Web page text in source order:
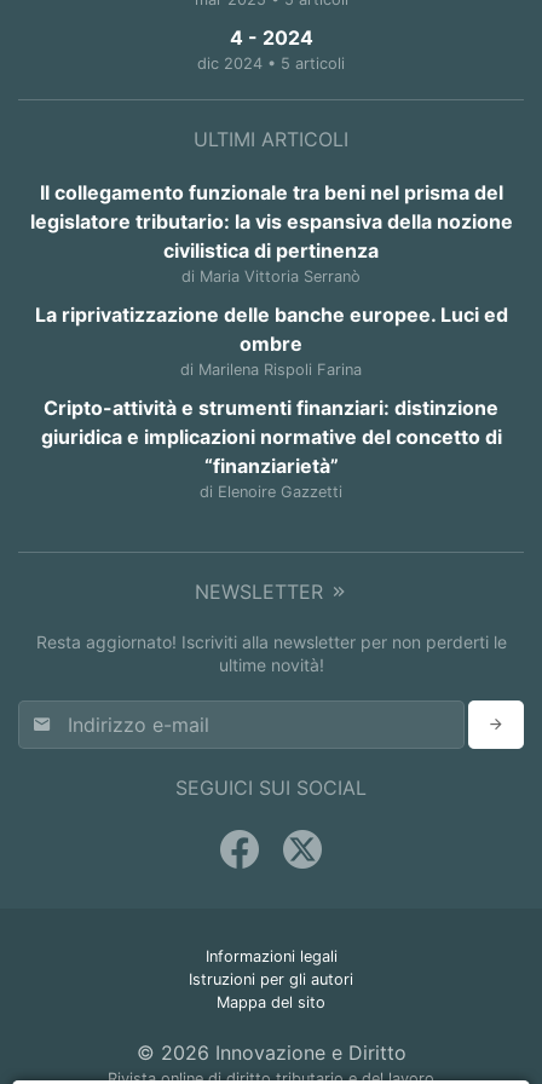
4 - 2024
dic 2024 • 5 articoli
ULTIMI ARTICOLI
Il collegamento funzionale tra beni nel prisma del
legislatore tributario: la vis espansiva della nozione
civilistica di pertinenza
di Maria Vittoria Serranò
La riprivatizzazione delle banche europee. Luci ed
ombre
di Marilena Rispoli Farina
Cripto-attività e strumenti finanziari: distinzione
giuridica e implicazioni normative del concetto di
“finanziarietà”
di Elenoire Gazzetti
NEWSLETTER
Resta aggiornato! Iscriviti alla newsletter per non perderti le
ultime novità!
SEGUICI SUI SOCIAL
Informazioni legali
Istruzioni per gli autori
Mappa del sito
© 2026 Innovazione e Diritto
Rivista online di diritto tributario e del lavoro